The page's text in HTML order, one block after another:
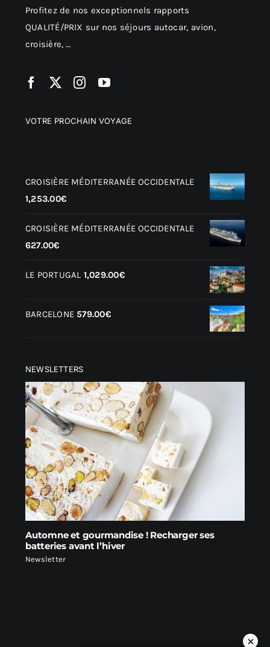
Profitez de nos exceptionnels rapports
QUALITÉ/PRIX sur nos séjours autocar, avion,
croisière, …
VOTRE PROCHAIN VOYAGE
CROISIÈRE MÉDITERRANÉE OCCIDENTALE
1,253.00€
CROISIÈRE MÉDITERRANÉE OCCIDENTALE
627.00€
LE PORTUGAL 1,029.00€
BARCELONE 579.00€
NEWSLETTERS
Automne et gourmandise ! Recharger ses
batteries avant l’hiver
Newsletter